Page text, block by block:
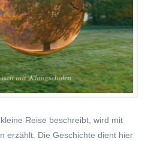
Reise beschreibt, wird mit
erzählt. Die Geschichte dient hier